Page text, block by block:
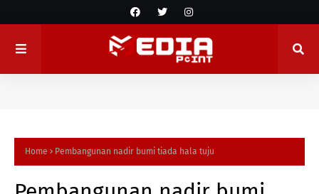
Home Pembangunan nadir bumi tiada hala tuju